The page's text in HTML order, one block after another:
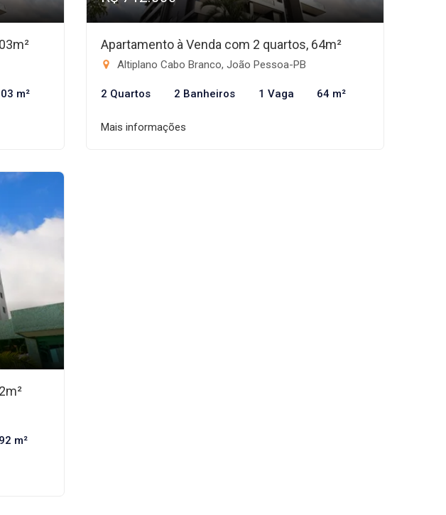
m²
Apartamento à Venda com 2 quartos, 64m²
Altiplano Cabo Branco, João Pessoa-PB
2 Quartos 2 Banheiros 1 Vaga 64 m²
Mais informações
92 m²